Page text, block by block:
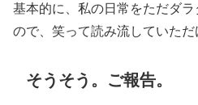
基本的に、私の日常をただダ
ので、笑って読み流していただ
そうそう。ご報告。